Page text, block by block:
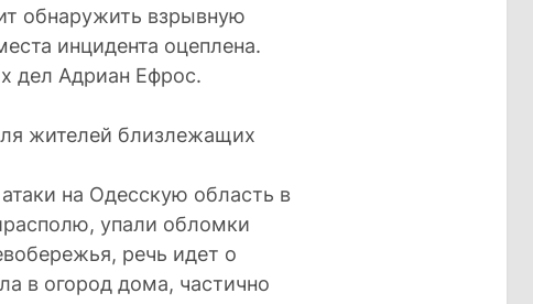
обнаружить взрывную
инцидента оцеплена.
дел Адриан Ефрос.
жителей близлежащих
на Одесскую область в
упали обломки
речь идет о
в огород дома, частично